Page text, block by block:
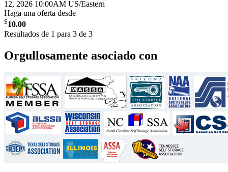
12, 2026 10:00AM US/Eastern
Haga una oferta desde
$10.00
Resultados de 1 para 3 de 3
Orgullosamente asociado con